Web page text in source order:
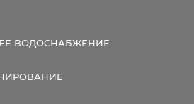
ВОДОСНАБЖЕНИЕ